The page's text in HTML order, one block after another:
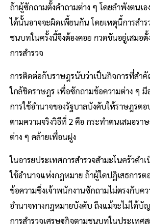
ถ้าผู้ซักถามตั้งคําถามต่าง ๆ โดยลําพังตนเ
ได้นั้นอาจจะผิดเพี้ยนกัน โดยเหตุนี้การสําร
ชนบทในครั้งนี้จึงต้องคอย กวดขันอยู่เสมอ
การสํารวจ
การติดต่อกับราษฎรนับว่าเป็นกิจการที่สํา
ใกล้ชิดราษฎร เพื่อซักถามข้อความต่าง ๆ
การใช้อํานาจของรัฐบาลบังคับให้ราษฎรต
ตามความจริงวิธีที่ 2 คือ กระทําตนเสมอรา
ต่าง ๆ คล้ายเพื่อนฝูง
ในอารยประเทศการสํารวจสํามะโนครัวดํา
ใช้อํานาจแห่งกฎหมาย ถ้าผู้ใดปฏิเสธการ
ข้อความซึ่งเจ้าพนักงานซักถามไม่ตรงกับคว
อํานาจทางกฎหมายบังคับ ถึงแม้จะไม่ได้บั
การสํารวจเศรษฐกิจตามชนบทในประเทศ